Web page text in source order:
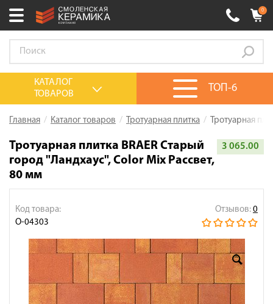
Выберите ваш город:
+7 (4812) 548-777
0 товаров на сумму0.00руб.
Акции
О компании
Сервис
Доставка
Сотрудничество
Галерея объектов
0
ТОП-6
КАТАЛОГ
ТОВАРОВ
Главная Каталог товаров Тротуарная плитка Тротуарная
Тротуарная плитка BRAER Старый
город "Ландхаус", Color Mix Рассвет,
80 мм
3 065.00
Отзывов: 0
Код товара:
О-04303